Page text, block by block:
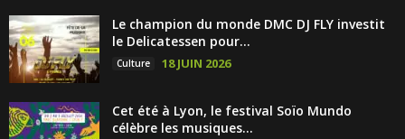
Le champion du monde DMC DJ FLY investit
le Delicatessen pour...
Culture 18 JUIN 2026
Cet été à Lyon, le festival Soïo Mundo
célèbre les musiques...